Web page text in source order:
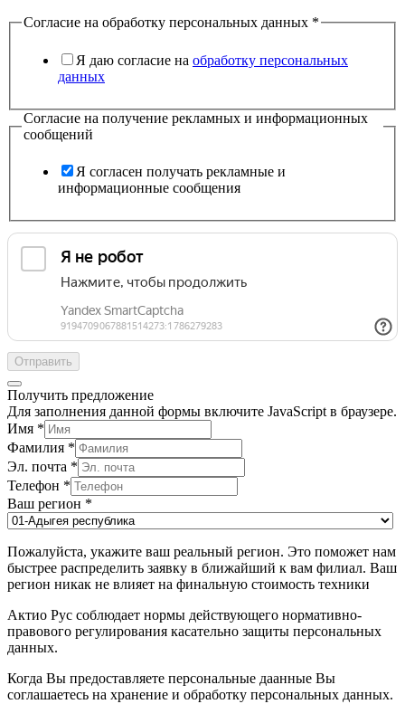
Согласие на обработку персональных данных *
Я даю согласие на обработку персональных
данных
Согласие на получение рекламных и информационных
сообщений
Я согласен получать рекламные и
информационные сообщения
Отправить
Получить предложение
Для заполнения данной формы включите JavaScript в браузере.
Имя *
Фамилия *
Эл. почта *
Телефон *
Ваш регион *
Пожалуйста, укажите ваш реальный регион. Это поможет нам
быстрее распределить заявку в ближайший к вам филиал. Ваш
регион никак не влияет на финальную стоимость техники
Актио Рус соблюдает нормы действующего нормативно-
правового регулирования касательно защиты персональных
данных.
Когда Вы предоставляете персональные даанные Вы
соглашаетесь на хранение и обработку персональных данных.